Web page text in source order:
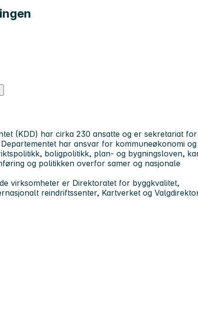
(KDD) har cirka 230 ansatte og er sekretariat for
har ansvar for kommuneøkonomi og
boligpolitikk, plan- og bygningsloven,
og politikken overfor samer og nasjonale
virksomheter er Direktoratet for byggkvalitet,
reindriftssenter, Kartverket og